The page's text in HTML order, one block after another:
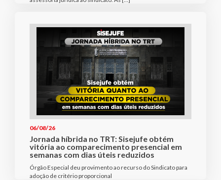
06/08/26
Jornada híbrida no TRT: Sisejufe obtém
vitória ao comparecimento presencial em
semanas com dias úteis reduzidos
Órgão Especial deu provimento ao recurso do Sindicato para
adoção de critério proporcional